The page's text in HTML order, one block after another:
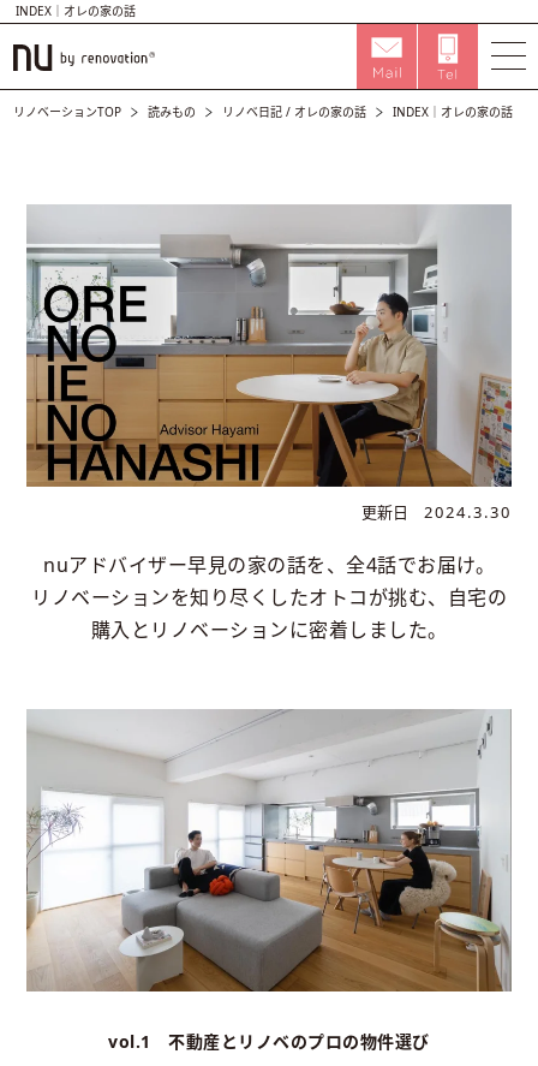
INDEX｜オレの家の話
リノベーションTOP 読みもの リノベ日記 / オレの家の話 INDEX｜オレの家の話
更新日 2024.3.30
nuアドバイザー早見の家の話を、全4話でお届け。
リノベーションを知り尽くしたオトコが挑む、自宅の
購入とリノベーションに密着しました。
vol.1 不動産とリノベのプロの物件選び